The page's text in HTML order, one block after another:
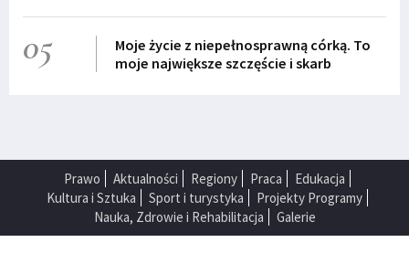
05
Moje życie z niepełnosprawną córką. To
moje największe szczęście i skarb
Prawo Aktualności Regiony Praca
Edukacja
Kultura i Sztuka
Sport i turystyka
Projekty Programy
Nauka, Zdrowie i Rehabilitacja
Galerie